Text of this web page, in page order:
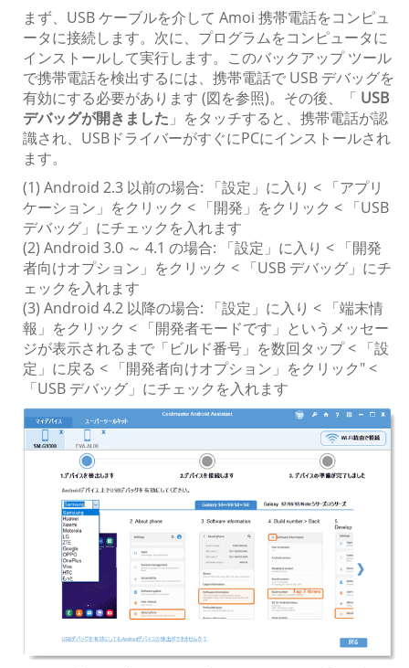
まず、USB ケーブルを介して Amoi 携帯電話をコンピュ
ータに接続します。次に、プログラムをコンピュータに
インストールして実行します。このバックアップ ツール
で携帯電話を検出するには、携帯電話で USB デバッグを
有効にする必要があります (図を参照)。その後、「 USB
デバッグが開きました 」をタッチすると、携帯電話が認
識され、USBドライバーがすぐにPCにインストールされ
ます。
(1) Android 2.3 以前の場合: 「設定」に入り < 「アプリ
ケーション」をクリック < 「開発」をクリック < 「USB
デバッグ」にチェックを入れます
(2) Android 3.0 ～ 4.1 の場合: 「設定」に入り < 「開発
者向けオプション」をクリック < 「USB デバッグ」にチ
ェックを入れます
(3) Android 4.2 以降の場合: 「設定」に入り < 「端末情
報」をクリック < 「開発者モードです」というメッセー
ジが表示されるまで「ビルド番号」を数回タップ < 「設
定」に戻る < 「開発者向けオプション」をクリック" <
「USB デバッグ」にチェックを入れます